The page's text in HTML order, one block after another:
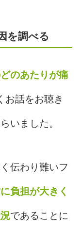
を調べる
のあたりが痛
お話をお聴き
いました。
伝わり難いフ
負担が大きく
であることに